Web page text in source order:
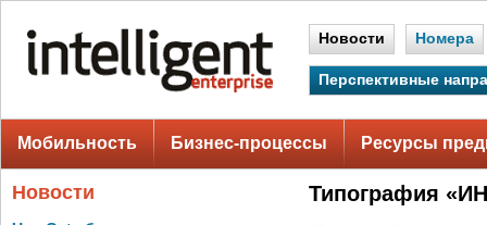
Новости Номера
Перспективные
Мобильность Бизнес-процессы Ресурсы
Новости Типография